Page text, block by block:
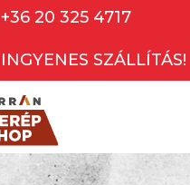
+36 20 325 4717
INGYENES SZÁLLÍTÁS!